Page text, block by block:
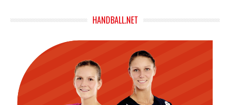
HANDBALL.NET